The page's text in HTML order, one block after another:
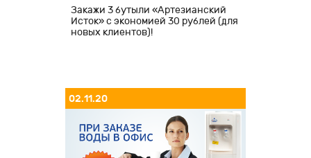
Закажи 3 бутыли «Артезианский
Исток» с экономией 30 рублей (для
новых клиентов)!
02.11.20